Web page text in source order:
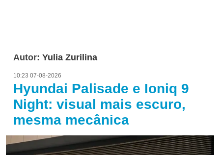
Autor: Yulia Zurilina
10:23 07-08-2026
Hyundai Palisade e Ioniq 9
Night: visual mais escuro,
mesma mecânica